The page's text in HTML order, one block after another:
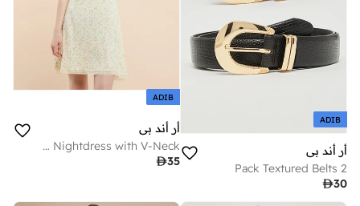
ADIB
أر أند بي
2 Pack Textured Belts
30
ADIB
أر أند بي
Printed Strappy Nightdress with V-Neck
35